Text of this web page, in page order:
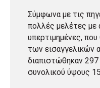
Σύμφωνα με τις
πολλές μελέτες με
υπερτιμημένες,
των εισαγγελικών
διαπιστώθηκαν 297
συνολικού ύψους